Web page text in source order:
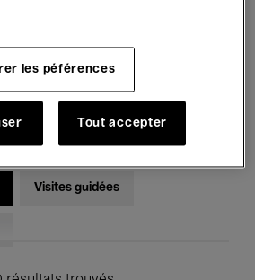
Kids’ Palace
Visites guidées
les péférences
Tout accepter